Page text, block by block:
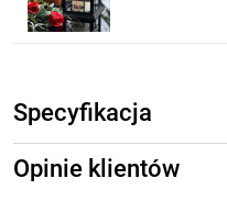
Specyfikacja
Opinie klientów